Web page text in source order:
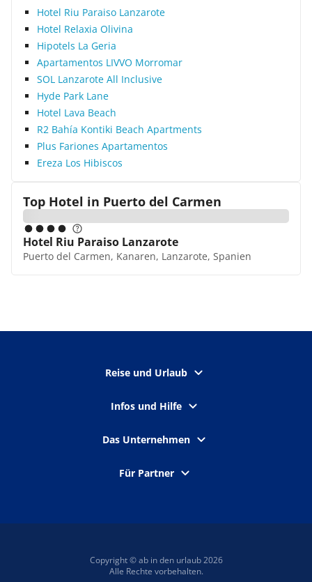
aufgefallen, dass die Kinderunterhaltung teilweise
Vorrang vor der Erwachsenenanimation hat.
Daher kann ich auch Familien das Hotel nur
empfehlen. Des Weiteren rate ich dazu, Ausflüge
zu unternehmen. Beispielsweise das
Weinmuseum in Masdache oder die
beeindruckende grüne Lagune von El Golfo sind
nicht weit entfernt. Fazit: Ein angenehmer
Badeurlaub auf der Feuerinsel Lanzarote mit
vielen Extras ist hier garantiert. Die stilvolle
Hotel Riu Paraiso Lanzarote
Hotel Relaxia Olivina
Hipotels La Geria
Apartamentos LIVVO Morromar
SOL Lanzarote All Inclusive
Hyde Park Lane
Hotel Lava Beach
R2 Bahía Kontiki Beach Apartments
Plus Fariones Apartamentos
Ereza Los Hibiscos
Top Hotel in Puerto del Carmen
Hotel Riu Paraiso Lanzarote
Puerto del Carmen, Kanaren, Lanzarote, Spanien
Reise und Urlaub
Infos und Hilfe
Das Unternehmen
Für Partner
Copyright © ab in den urlaub 2026
Alle Rechte vorbehalten.